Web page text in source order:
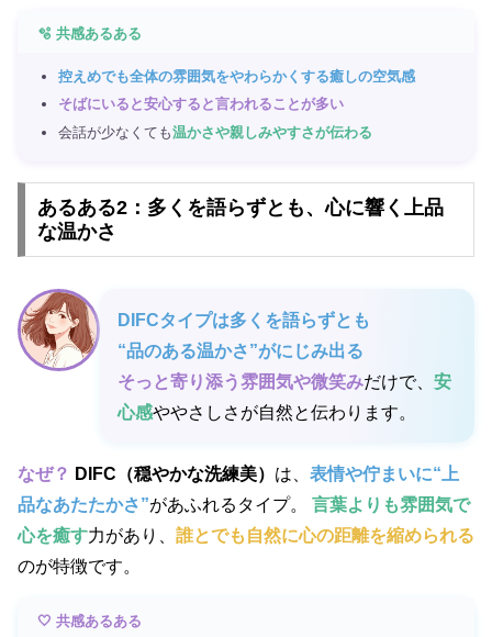
🫧 共感あるある
控えめでも全体の雰囲気をやわらかくする癒しの空気感
そばにいると安心すると言われることが多い
会話が少なくても温かさや親しみやすさが伝わる
あるある2：多くを語らずとも、心に響く上品
な温かさ
DIFCタイプは多くを語らずとも
“品のある温かさ”がにじみ出る
そっと寄り添う雰囲気や微笑みだけで、 安
心感ややさしさが自然と伝わります。
なぜ？ DIFC（穏やかな洗練美） は、 表情や佇まいに“上
品なあたたかさ”があふれるタイプ。 言葉よりも雰囲気で
心を癒す力があり、 誰とでも自然に心の距離を縮められる
のが特徴です。
🤍 共感あるある